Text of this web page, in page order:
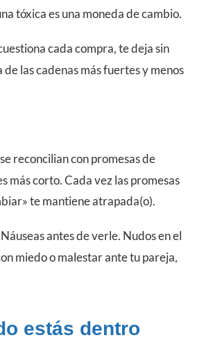
tóxica es una moneda de cambio.
cada compra, te deja sin
las cadenas más fuertes y menos
reconcilian con promesas de
más corto. Cada vez las promesas
te mantiene atrapada(o).
antes de verle. Nudos en el
miedo o malestar ante tu pareja,
estás dentro